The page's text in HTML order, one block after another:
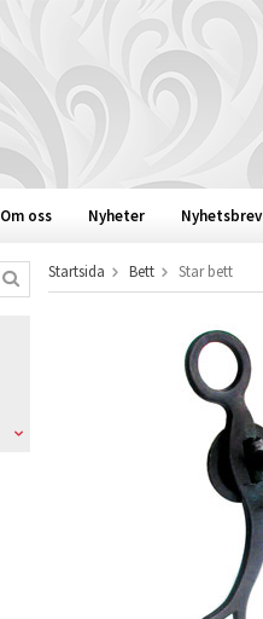
Om oss Nyheter Nyhetsbrev
Startsida Bett Star bett